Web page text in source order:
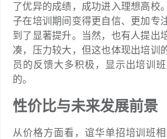
了优异的成绩，成功进入理想高校
子在培训期间变得更自信、更加专
到了显著提升。当然，也有人提出
凑，压力较大，但这也体现出培训
员的反馈大多积极，显示出培训
的。
性价比与未来发展前景
从价格方面看，谊华单招培训班